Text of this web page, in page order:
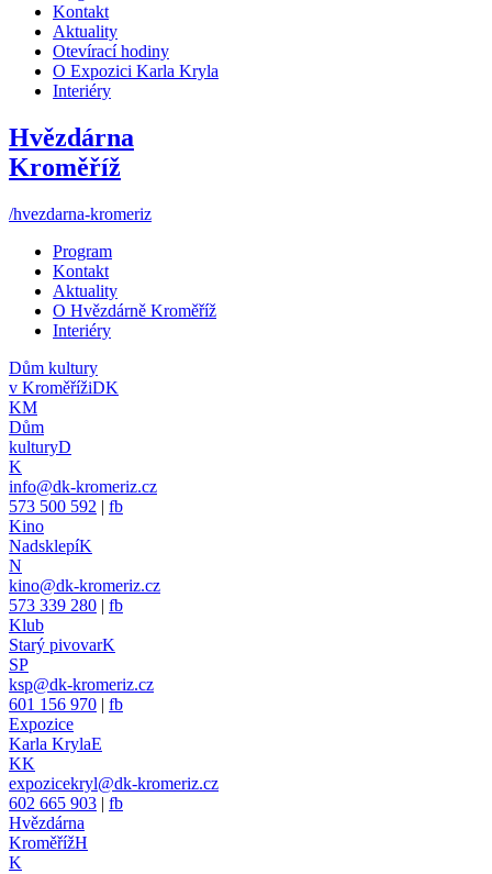
Kontakt
Aktuality
Otevírací hodiny
O Expozici Karla Kryla
Interiéry
Hvězdárna
Kroměříž
/hvezdarna-kromeriz
Program
Kontakt
Aktuality
O Hvězdárně Kroměříž
Interiéry
Dům kultury
v KroměřížiDK
KM
Dům
kulturyD
K
info@dk-kromeriz.cz
573 500 592 | fb
Kino
NadsklepíK
N
kino@dk-kromeriz.cz
573 339 280 | fb
Klub
Starý pivovarK
SP
ksp@dk-kromeriz.cz
601 156 970 | fb
Expozice
Karla KrylaE
KK
expozicekryl@dk-kromeriz.cz
602 665 903 | fb
Hvězdárna
KroměřížH
K